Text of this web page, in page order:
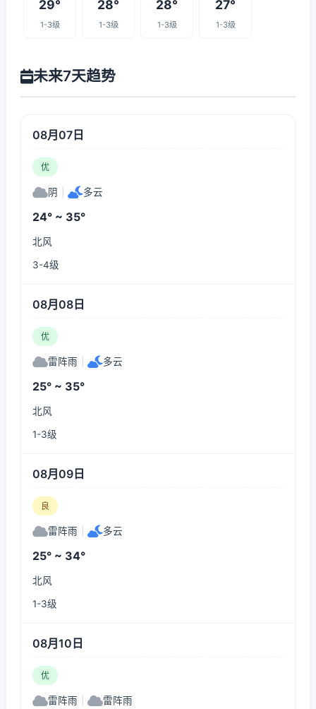
29°
1-3级
28°
1-3级
28°
1-3级
27°
1-3级
未来7天趋势
08月07日
优
阴 多云
24° ~ 35°
北风
3-4级
08月08日
优
雷阵雨 多云
25° ~ 35°
北风
1-3级
08月09日
良
雷阵雨 多云
25° ~ 34°
北风
1-3级
08月10日
优
雷阵雨 雷阵雨